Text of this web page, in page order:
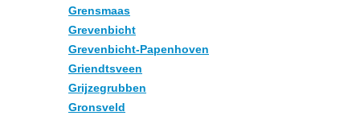
Grensmaas
Grevenbicht
Grevenbicht-Papenhoven
Griendtsveen
Grijzegrubben
Gronsveld